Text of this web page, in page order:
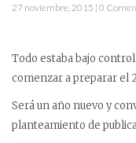
27 noviembre, 2015 | 0
Todo estaba bajo
comenzar a preparar el
Será un año nuevo y
planteamiento de